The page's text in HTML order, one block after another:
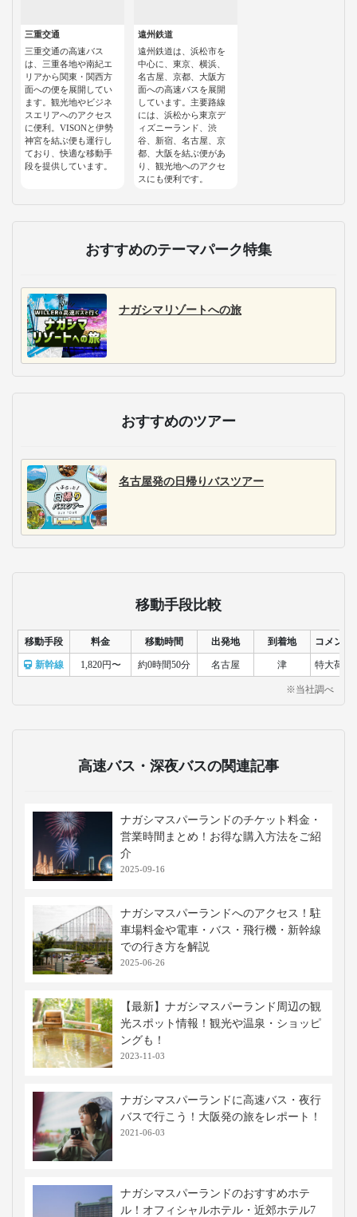
三重交通
三重交通の高速バス
は、三重各地や南紀エ
リアから関東・関西方
面への便を展開してい
ます。観光地やビジネ
スエリアへのアクセス
に便利。VISONと伊勢
神宮を結ぶ便も運行し
ており、快適な移動手
段を提供しています。
遠州鉄道
遠州鉄道は、浜松市を
中心に、東京、横浜、
名古屋、京都、大阪方
面への高速バスを展開
しています。主要路線
には、浜松から東京デ
ィズニーランド、渋
谷、新宿、名古屋、京
都、大阪を結ぶ便があ
り、観光地へのアクセ
スにも便利です。
おすすめのテーマパーク特集
ナガシマリゾートへの旅
おすすめのツアー
名古屋発の日帰りバスツアー
移動手段比較
移動手段 料金 移動時間 出発地 到着地 コメント
新幹線 1,820円〜 約0時間50分 名古屋 津 特大荷物
※当社調べ
高速バス・深夜バスの関連記事
ナガシマスパーランドのチケット料金・
営業時間まとめ！お得な購入方法をご紹
介
2025-09-16
ナガシマスパーランドへのアクセス！駐
車場料金や電車・バス・飛行機・新幹線
での行き方を解説
2025-06-26
【最新】ナガシマスパーランド周辺の観
光スポット情報！観光や温泉・ショッピ
ングも！
2023-11-03
ナガシマスパーランドに高速バス・夜行
バスで行こう！大阪発の旅をレポート！
2021-06-03
ナガシマスパーランドのおすすめホテ
ル！オフィシャルホテル・近郊ホテル7